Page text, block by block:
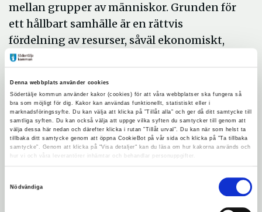
Denna webbplats använder cookies
Södertälje kommun använder kakor (cookies) för att våra webbplatser ska fungera så
bra som möjligt för dig. Kakor kan användas funktionellt, statistiskt eller i
marknadsföringssyfte. Du kan välja att klicka på ”Tillåt alla” och ger då ditt samtycke till
samtliga syften. Du kan också välja att uppge vilka syften du samtycker till genom att
välja dessa här nedan och därefter klicka i rutan ”Tillåt urval”. Du kan när som helst ta
tillbaka ditt samtycke genom att öppna CookieBot på vår sida och klicka på ”Ta tillbaka
samtycke”. Genom att klicka på "Visa detaljer" kan du läsa om hur kakorna används och
hur vi och våra leverantörer inhämtar och behandlar personuppgifter.
Nödvändiga
mellan grupper av människor. Grunden för
ett hållbart samhälle är en rättvis
fördelning av resurser, såväl ekonomiskt,
socialt och politiskt inflytande i samhället.
rättigheter och möjligheter oavsett kön,
etnicitet, religion, ålder eller
funktionsvariation.
Viktiga områden för att säkerställa social
hållbarhet är bland andra:
Arbetsvillkor och mänskliga